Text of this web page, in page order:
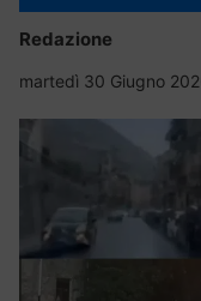
Redazione
martedì 30 Giugno